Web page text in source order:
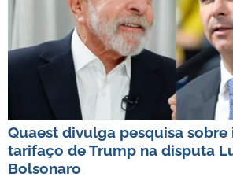
Quaest divulga pesquisa
tarifaço de Trump na disputa
Bolsonaro